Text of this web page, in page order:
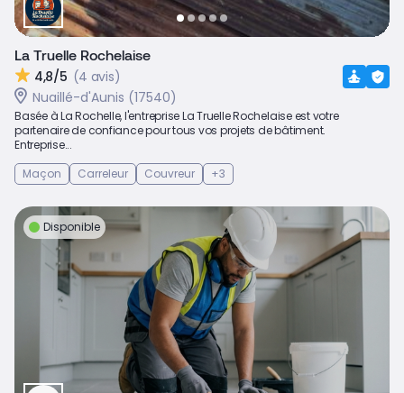
La Truelle Rochelaise
4,8/5 (4 avis)
Nuaillé-d'Aunis (17540)
Basée à La Rochelle, l'entreprise La Truelle Rochelaise est votre
partenaire de confiance pour tous vos projets de bâtiment.
Entreprise...
Maçon
Carreleur Couvreur +3
Disponible